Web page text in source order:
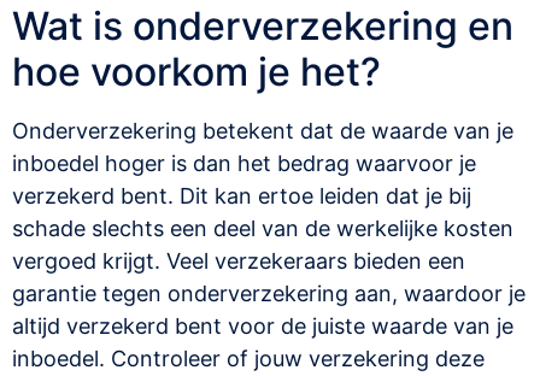
Wat is onderverzekering en
hoe voorkom je het?
Onderverzekering betekent dat de waarde van je
inboedel hoger is dan het bedrag waarvoor je
verzekerd bent. Dit kan ertoe leiden dat je bij
schade slechts een deel van de werkelijke kosten
vergoed krijgt. Veel verzekeraars bieden een
garantie tegen onderverzekering aan, waardoor je
altijd verzekerd bent voor de juiste waarde van je
inboedel. Controleer of jouw verzekering deze